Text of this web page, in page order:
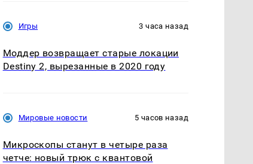
Игры 3 часа назад
Моддер возвращает старые локации
Destiny 2, вырезанные в 2020 году
Мировые новости 5 часов назад
Микроскопы станут в четыре раза
четче: новый трюк с квантовой